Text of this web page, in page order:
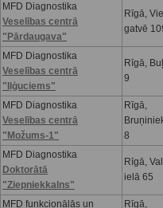
MFD Diagnostika
Veselības centrā
"Pārdaugava"
Rīgā,
gatvē
MFD Diagnostika
Veselības centrā
"Iļģuciems"
Rīgā,
9
MFD Diagnostika
Veselības centrā
"Možums-1"
Rīgā,
8
MFD Diagnostika
Doktorātā
"Ziepniekkalns"
Rīgā,
ielā 65
MFD funkcionālās un
Rīgā,